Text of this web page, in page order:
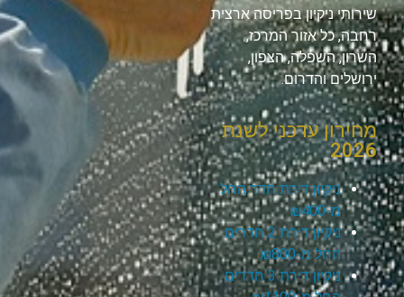
שירותי ניקיון בפריסה ארצית
רחבה, כל אזור המרכז,
השרון, השפלה, הצפון,
ירושלים והדרום.
מחירון עדכני לשנת
2026
ניקיון דירת חדר החל
מ-₪400
ניקיון דירת 2 חדרים
החל מ-₪800
ניקיון דירת 3 חדרים